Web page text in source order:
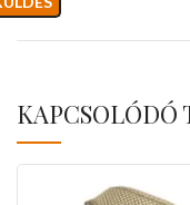
KAPCSOLÓDÓ